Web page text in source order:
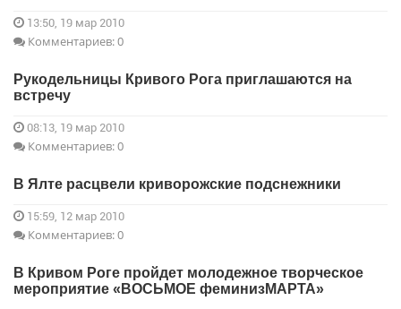
13:50, 19 мар 2010
Комментариев: 0
Рукодельницы Кривого Рога приглашаются на
встречу
08:13, 19 мар 2010
Комментариев: 0
В Ялте расцвели криворожские подснежники
15:59, 12 мар 2010
Комментариев: 0
В Кривом Роге пройдет молодежное творческое
мероприятие «ВОСЬМОЕ феминизМАРТА»